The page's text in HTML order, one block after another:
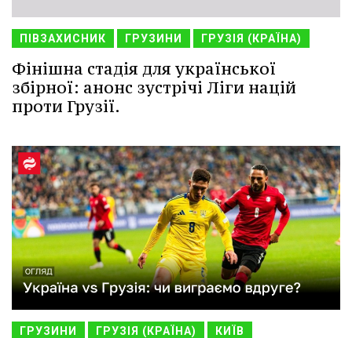
ПІВЗАХИСНИК ГРУЗИНИ ГРУЗІЯ (КРАЇНА)
Фінішна стадія для української
збірної: анонс зустрічі Ліги націй
проти Грузії.
ГРУЗИНИ ГРУЗІЯ (КРАЇНА) КИЇВ